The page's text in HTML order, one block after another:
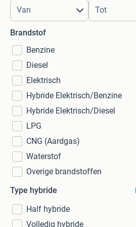
Brandstof
Benzine
Diesel
Elektrisch
Hybride Elektrisch/Benzine
Hybride Elektrisch/Diesel
LPG
CNG (Aardgas)
Waterstof
Overige brandstoffen
Type hybride
Half hybride
Volledig hybride